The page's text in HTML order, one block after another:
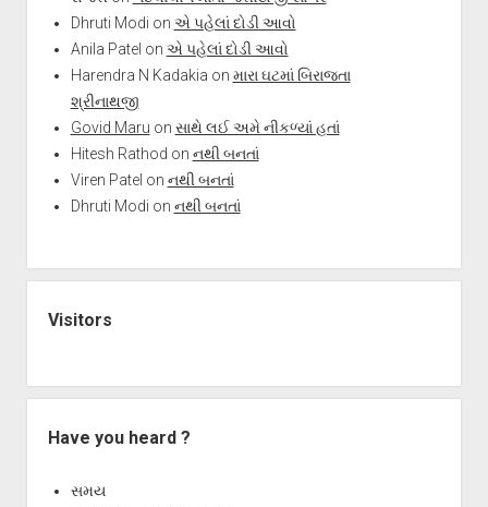
Dhruti Modi on એ પહેલાં દોડી આવો
Anila Patel on એ પહેલાં દોડી આવો
Harendra N Kadakia on મારા ઘટમાં બિરાજતા
શ્રીનાથજી
Govid Maru on સાથે લઈ અમે નીકળ્યાં હતાં
Hitesh Rathod on નથી બનતાં
Viren Patel on નથી બનતાં
Dhruti Modi on નથી બનતાં
Visitors
Have you heard ?
સમય